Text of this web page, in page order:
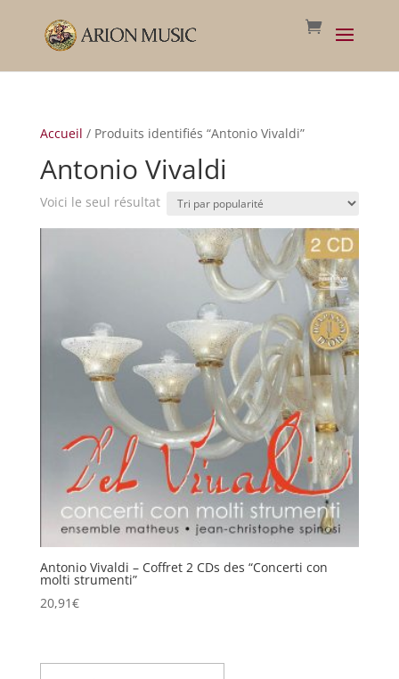
Accueil / Produits identifiés “Antonio Vivaldi”
Antonio Vivaldi
Voici le seul résultat
Antonio Vivaldi – Coffret 2 CDs des “Concerti con
molti strumenti”
20,91€